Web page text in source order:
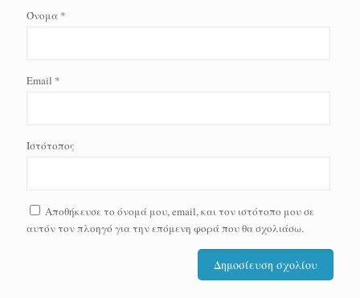
Όνομα *
Email *
Ιστότοπος
Αποθήκευσε το όνομά μου, email, και τον ιστότοπο μου σε
αυτόν τον πλοηγό για την επόμενη φορά που θα σχολιάσω.